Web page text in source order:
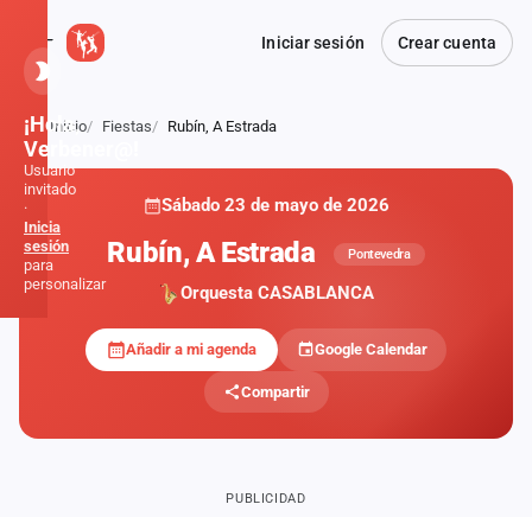
Iniciar sesión Crear cuenta
Atrás
Inicio Fiestas Rubín, A Estrada
Sábado 23 de mayo de 2026
Rubín, A Estrada Pontevedra
Orquesta CASABLANCA
Añadir a mi agenda Google Calendar
Compartir
PUBLICIDAD
¡Hola,
Verbener@!
Usuario
invitado
·
Inicia
sesión
para
personalizar